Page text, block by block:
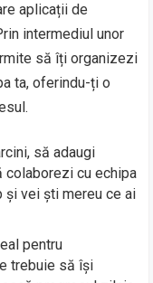
aplicații de
intermediul unor
să îți organizezi
ta, oferindu-ți o
să adaugi
cu echipa
vei ști mereu ce ai
pentru
trebuie să își